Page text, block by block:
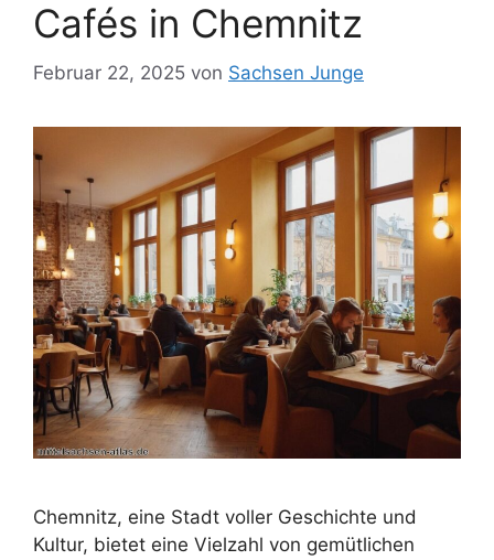
Cafés in Chemnitz
Februar 22, 2025 von Sachsen Junge
Chemnitz, eine Stadt voller Geschichte und
Kultur, bietet eine Vielzahl von gemütlichen